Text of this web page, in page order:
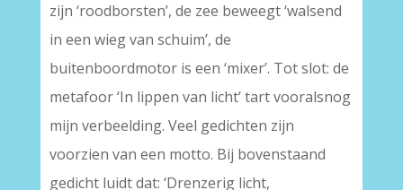
zijn ‘roodborsten’, de zee beweegt ‘walsend
in een wieg van schuim’, de
buitenboordmotor is een ‘mixer’. Tot slot: de
metafoor ‘In lippen van licht’ tart vooralsnog
mijn verbeelding. Veel gedichten zijn
voorzien van een motto. Bij bovenstaand
gedicht luidt dat: ‘Drenzerig licht,